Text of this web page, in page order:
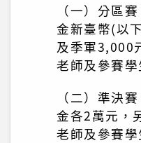
（一）分區
金新臺幣(以
及季軍3,000
老師及參賽
（二）準決
金各2萬元，
老師及參賽